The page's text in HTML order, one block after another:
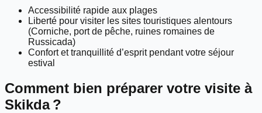
Accessibilité rapide aux plages
Liberté pour visiter les sites touristiques alentours
(Corniche, port de pêche, ruines romaines de
Russicada)
Confort et tranquillité d’esprit pendant votre séjour
estival
Comment bien préparer votre visite à
Skikda ?